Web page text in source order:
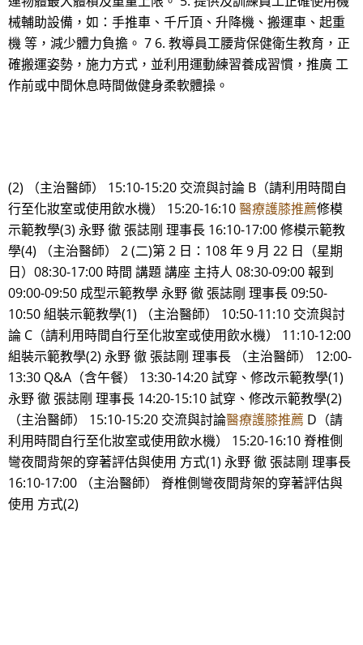
械輔助設備，如：手推車、千斤頂、升降機、搬運車、起重
機 等，減少體力負擔。 7 6. 教導員工腰背保健衛生教育，正
確搬運姿勢，施力方式，並利用運動練習養成習慣，推廣 工
作前或中間休息時間做健身柔軟體操。
(2) （主治醫師） 15:10-15:20 交流與討論 B（請利用時間自
行至化妝室或使用飲水機） 15:20-16:10醫療護膝推薦修模
示範教學(3) 永野 徹 張誌剛 理事長 16:10-17:00 修模示範教
學(4) （主治醫師） 2 (二)第 2 日：108 年 9 月 22 日（星期
日）08:30-17:00 時間 講題 講座 主持人 08:30-09:00 報到
09:00-09:50 成型示範教學 永野 徹 張誌剛 理事長 09:50-
10:50 組裝示範教學(1) （主治醫師） 10:50-11:10 交流與討
論 C（請利用時間自行至化妝室或使用飲水機） 11:10-12:00
組裝示範教學(2) 永野 徹 張誌剛 理事長 （主治醫師） 12:00-
13:30 Q&A（含午餐） 13:30-14:20 試穿、修改示範教學(1)
永野 徹 張誌剛 理事長 14:20-15:10 試穿、修改示範教學(2)
（主治醫師） 15:10-15:20 交流與討論醫療護膝推薦 D（請
利用時間自行至化妝室或使用飲水機） 15:20-16:10 脊椎側
彎夜間背架的穿著評估與使用 方式(1) 永野 徹 張誌剛 理事長
16:10-17:00 （主治醫師） 脊椎側彎夜間背架的穿著評估與
使用 方式(2)